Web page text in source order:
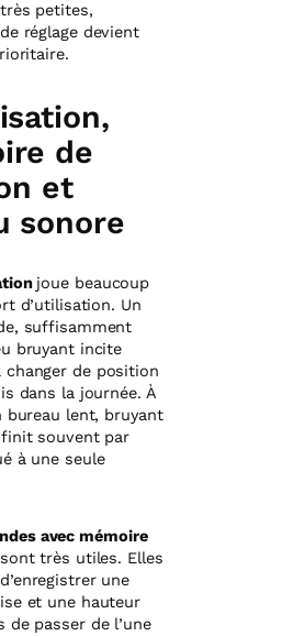
petites,
réglage devient
de
et
sonore
joue beaucoup
d’utilisation. Un
suffisamment
bruyant incite
changer de position
dans la journée. À
bureau lent, bruyant
souvent par
à une seule
avec mémoire
très utiles. Elles
une
et une hauteur
de passer de l’une